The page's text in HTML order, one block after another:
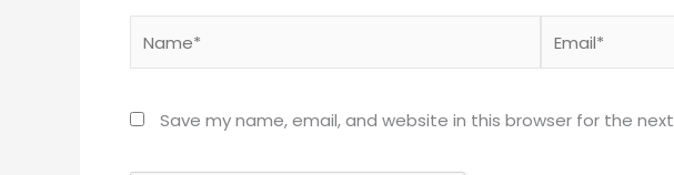
Save my name, email, and website in this browser for the